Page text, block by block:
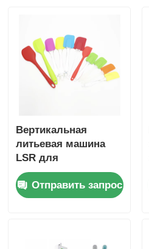
Вертикальная
литьевая машина
LSR для
термостойких
силиконовых
скребков с высокой
управлением
Отправить запрос